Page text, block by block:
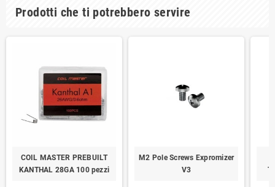
Prodotti che ti potrebbero servire
COIL MASTER PREBUILT
KANTHAL 28GA 100 pezzi
M2 Pole Screws Expromizer
V3